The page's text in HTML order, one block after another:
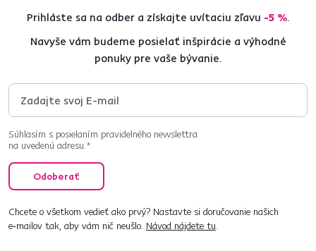
Prihláste sa na odber a získajte uvítaciu zľavu -5 %.
Navyše vám budeme posielať inšpirácie a výhodné
ponuky pre vaše bývanie.
Súhlasím s posielaním pravidelného newslettra
na uvedenú adresu.*
Odoberať
Chcete o všetkom vedieť ako prvý? Nastavte si doručovanie našich
e‑mailov tak, aby vám nič neušlo. Návod nájdete tu.